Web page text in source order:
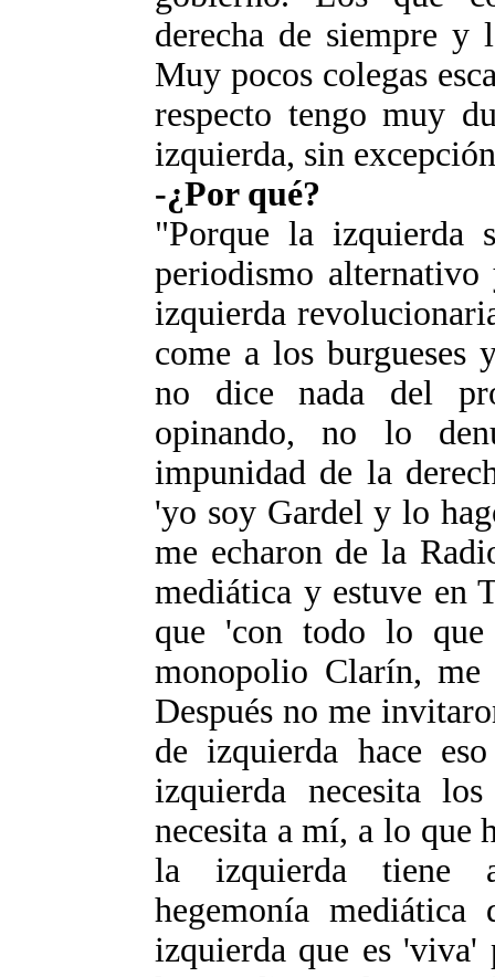
derecha de siempre y
Muy pocos colegas
respecto tengo muy
izquierda, sin
-¿Por qué?
"Porque la izquierda
periodismo
izquierda
come a los burgueses
no dice nada del
opinando, no lo
impunidad de la
'yo soy Gardel y lo
me echaron de la
mediática y estuve en
que 'con todo lo
monopolio Clarín, me
Después no me
de izquierda hace
izquierda necesita
necesita a mí, a lo que
la izquierda tiene
hegemonía
izquierda que es 'viva'